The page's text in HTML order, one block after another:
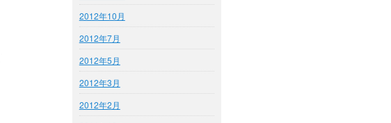
2012年10月
2012年7月
2012年5月
2012年3月
2012年2月